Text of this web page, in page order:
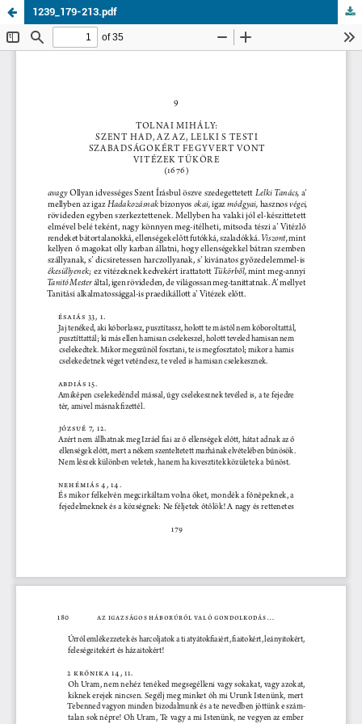
1239_179-213.pdf